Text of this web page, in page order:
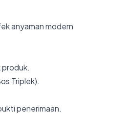
anyaman modern
produk.
Triplek).
penerimaan.